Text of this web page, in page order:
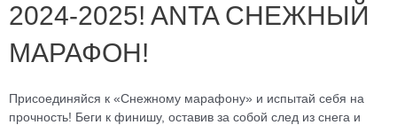
2024-2025! ANTA СНЕЖНЫЙ
МАРАФОН!
Присоединяйся к «Снежному марафону» и испытай себя на
прочность! Беги к финишу, оставив за собой след из снега и